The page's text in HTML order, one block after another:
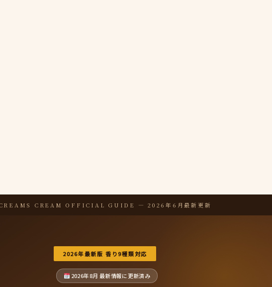
CREAM OFFICIAL GUIDE — 2026年6月最新更新
2026年最新版 香り9種類対応
2026年8月 最新情報に更新済み